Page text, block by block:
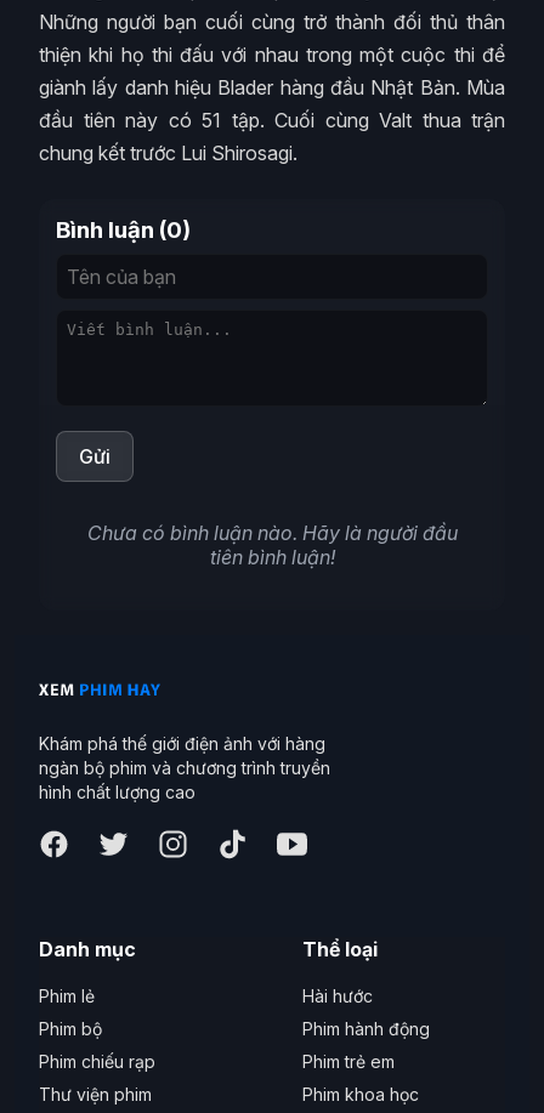
Những người bạn cuối cùng trở thành đối thủ thân
thiện khi họ thi đấu với nhau trong một cuộc thi để
giành lấy danh hiệu Blader hàng đầu Nhật Bản. Mùa
đầu tiên này có 51 tập. Cuối cùng Valt thua trận
chung kết trước Lui Shirosagi.
Bình luận (0)
Gửi
Chưa có bình luận nào. Hãy là người đầu
tiên bình luận!
Khám phá thế giới điện ảnh với hàng
ngàn bộ phim và chương trình truyền
hình chất lượng cao
Danh mục
Phim lẻ
Phim bộ
Phim chiếu rạp
Thư viện phim
Thể loại
Hài hước
Phim hành động
Phim trẻ em
Phim khoa học